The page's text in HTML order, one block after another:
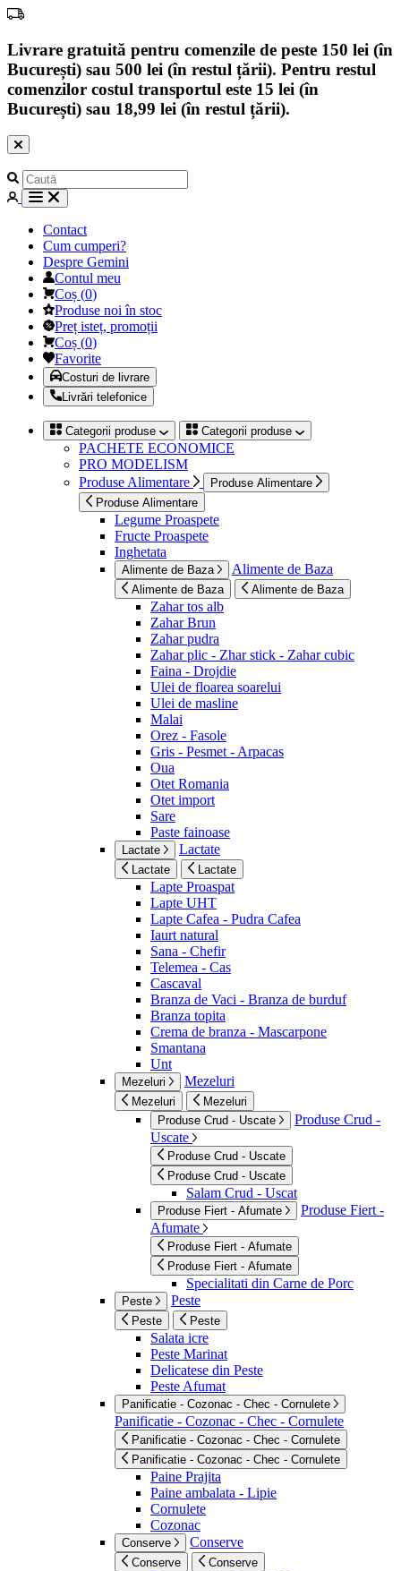
Livrare gratuită pentru comenzile de peste 150 lei (în
București) sau 500 lei (în restul țării). Pentru restul
comenzilor costul transportul este 15 lei (în
București) sau 18,99 lei (în restul țării).
Contact
Cum cumperi?
Despre Gemini
Contul meu
Coș (0)
Produse noi în stoc
Preț isteț, promoții
Coș (0)
Favorite
Costuri de livrare
Livrări telefonice
Categorii produse Categorii produse
PACHETE ECONOMICE
PRO MODELISM
Produse Alimentare
Produse Alimentare
Produse Alimentare
Legume Proaspete
Fructe Proaspete
Inghetata
Alimente de Baza Alimente de Baza
Alimente de Baza Alimente de Baza
Zahar tos alb
Zahar Brun
Zahar pudra
Zahar plic - Zhar stick - Zahar cubic
Faina - Drojdie
Ulei de floarea soarelui
Ulei de masline
Malai
Orez - Fasole
Gris - Pesmet - Arpacas
Oua
Otet Romania
Otet import
Sare
Paste fainoase
Lactate Lactate
Lactate Lactate
Lapte Proaspat
Lapte UHT
Lapte Cafea - Pudra Cafea
Iaurt natural
Sana - Chefir
Telemea - Cas
Cascaval
Branza de Vaci - Branza de burduf
Branza topita
Crema de branza - Mascarpone
Smantana
Unt
Mezeluri Mezeluri
Mezeluri
Mezeluri
Produse Crud - Uscate
Produse Crud -
Uscate
Produse Crud - Uscate
Produse Crud - Uscate
Salam Crud - Uscat
Produse Fiert - Afumate
Produse Fiert -
Afumate
Produse Fiert - Afumate
Produse Fiert - Afumate
Specialitati din Carne de Porc
Peste Peste
Peste Peste
Salata icre
Peste Marinat
Delicatese din Peste
Peste Afumat
Panificatie - Cozonac - Chec - Cornulete
Panificatie - Cozonac - Chec - Cornulete
Panificatie - Cozonac - Chec - Cornulete
Panificatie - Cozonac - Chec - Cornulete
Paine Prajita
Paine ambalata - Lipie
Cornulete
Cozonac
Conserve Conserve
Conserve Conserve